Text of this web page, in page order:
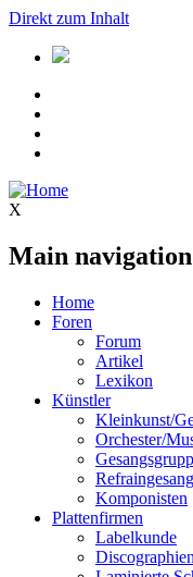
Direkt zum Inhalt
X
Main navigation
Home
Foren
Forum
Artikel
Lexikon
Künstler
Kleinkunst/
Orchester/
Refraingesang
Komponisten
Plattenfirmen
Labelkunde
Discographien